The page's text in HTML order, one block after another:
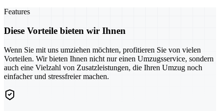
Features
Diese Vorteile bieten wir Ihnen
Wenn Sie mit uns umziehen möchten, profitieren Sie von vielen
Vorteilen. Wir bieten Ihnen nicht nur einen Umzugsservice, sondern
auch eine Vielzahl von Zusatzleistungen, die Ihren Umzug noch
einfacher und stressfreier machen.